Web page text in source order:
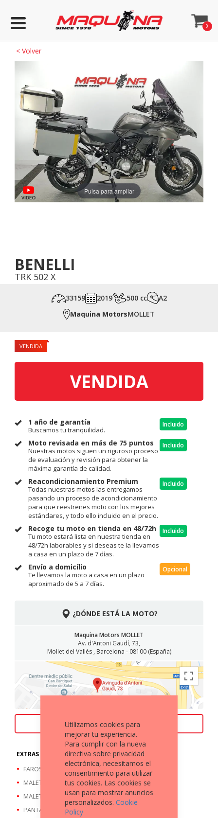
0
< Volver
Pulsa para ampliar
BENELLI
TRK 502 X
33159 2019 500 cc
A2
Maquina MotorsMOLLET
VENDIDA
VENDIDA
1 año de garantía
Buscamos tu tranquilidad.
Incluido
Moto revisada en más de 75 puntos
Nuestras motos siguen un riguroso proceso
de evaluación y revisión para obtener la
máxima garantía de calidad.
Incluido
Reacondicionamiento Premium
Todas nuestras motos las entregamos
pasando un proceso de acondicionamiento
para que reestrenes moto con los mejores
estándares, y todo ello incluido en el precio.
Incluido
Recoge tu moto en tienda en 48/72h
Tu moto estará lista en nuestra tienda en
48/72h laborables y si deseas te la llevamos
a casa en un plazo de 7 días.
Incluido
Envío a domicílio
Te llevamos la moto a casa en un plazo
aproximado de 5 a 7 días.
Opcional
¿DÓNDE ESTÁ LA MOTO?
Maquina Motors MOLLET
Av. d'Antoni Gaudí, 73,
Mollet del Vallès , Barcelona - 08100 (España)
ACEPTAMOS TU MOTO COMO PARTE DE PAGO
EXTRAS A DESTACAR
FAROS ANTINIEBLA
MALETA TRASERA
MALETAS LATERALES
PANTALLA
Utilizamos cookies para
mejorar tu experiencia.
Para cumplir con la nueva
directiva sobre privacidad
electrónica, necesitamos el
consentimiento para utilizar
tus cookies. Las cookies se
usan para mostrar anuncios
personalizados. Cookie
Policy